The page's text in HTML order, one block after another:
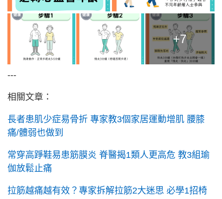
+7
---
相關文章：
長者患肌少症易骨折 專家教3個家居運動增肌 腰膝
痛/體弱也做到
常穿高踭鞋易患筋膜炎 脊醫揭1類人更高危 教3組瑜
伽放鬆止痛
拉筋越痛越有效？專家拆解拉筋2大迷思 必學1招椅